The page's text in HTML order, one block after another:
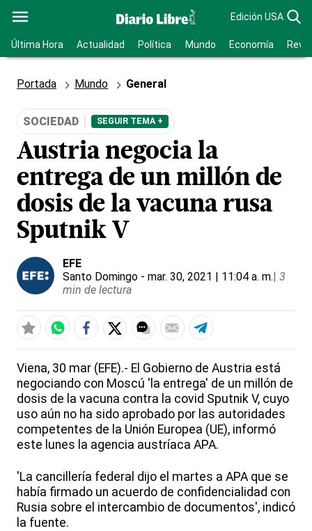
Edición USA
Última Hora Actualidad Política Mundo Economía
Portada Mundo General
SOCIEDAD SEGUIR TEMA +
Austria negocia la
entrega de un millón de
dosis de la vacuna rusa
Sputnik V
EFE
Santo Domingo - mar. 30, 2021 | 11:04 a. m.| 3
min de lectura
Viena, 30 mar (EFE).- El Gobierno de Austria está
negociando con Moscú 'la entrega' de un millón de
dosis de la vacuna contra la covid Sputnik V, cuyo
uso aún no ha sido aprobado por las autoridades
competentes de la Unión Europea (UE), informó
este lunes la agencia austríaca APA.
'La cancillería federal dijo el martes a APA que se
había firmado un acuerdo de confidencialidad con
Rusia sobre el intercambio de documentos', indicó
la fuente.